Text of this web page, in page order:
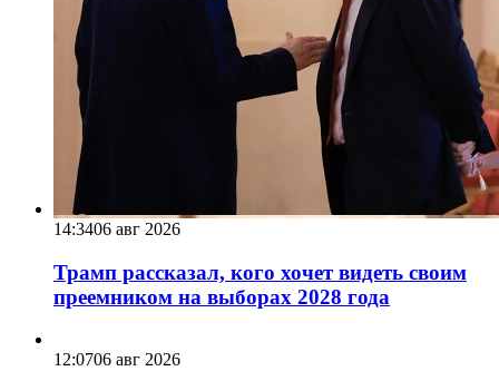
14:3406 авг 2026
Трамп рассказал, кого хочет видеть своим
преемником на выборах 2028 года
12:0706 авг 2026